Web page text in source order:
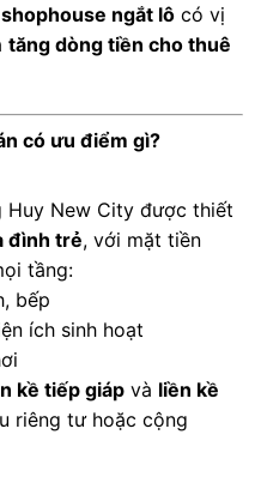
shophouse ngắt lô có vị
tăng dòng tiền cho thuê
có ưu điểm gì?
Huy New City được thiết
đình trẻ, với mặt tiền
tầng:
bếp
ích sinh hoạt
kề tiếp giáp và liền kề
riêng tư hoặc cộng